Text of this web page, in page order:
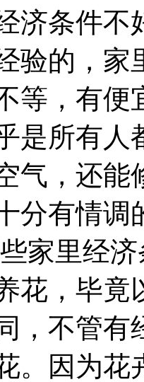
济条件不
验的，家
等，有
是所有人
气，还能
分有情
家里经
花，毕
，不管
。因为